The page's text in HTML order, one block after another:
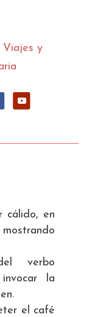
Viajes y
cálido, en
verbo
la
el café